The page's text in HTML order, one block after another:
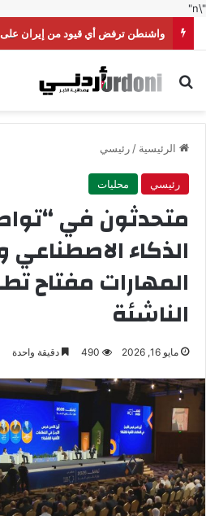
"\n"
واشنطن ترفض أي قيود من إيران
بحث عن
الرئيسية /رئيسي
رئيسي محليات
الذكاء الاصطناعي
المهارات مفتاح
الناشئة
مايو 16, 2026 490 دقيقة واحدة